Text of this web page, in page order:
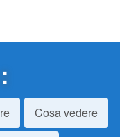
:
Cosa vedere